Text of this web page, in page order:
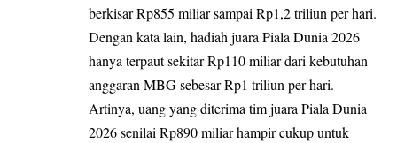
berkisar Rp855 miliar sampai Rp1,2 triliun per hari.
Dengan kata lain, hadiah juara Piala Dunia 2026
hanya terpaut sekitar Rp110 miliar dari kebutuhan
anggaran MBG sebesar Rp1 triliun per hari.
Artinya, uang yang diterima tim juara Piala Dunia
2026 senilai Rp890 miliar hampir cukup untuk